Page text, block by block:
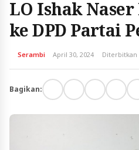
LO Ishak
ke DPD Partai
Serambi April 30, 2024 Diterbitkan
Bagikan: